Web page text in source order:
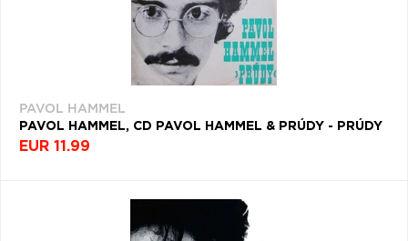
PAVOL HAMMEL
PAVOL HAMMEL, CD PAVOL HAMMEL & PRÚDY - PRÚDY
EUR 11.99